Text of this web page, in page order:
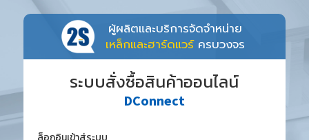
ผู้ผลิตและบริการจัดจำหน่าย
เหล็กและฮาร์ดแวร์ครบวงจร
ระบบสั่งซื้อสินค้าออนไลน์
DConnect